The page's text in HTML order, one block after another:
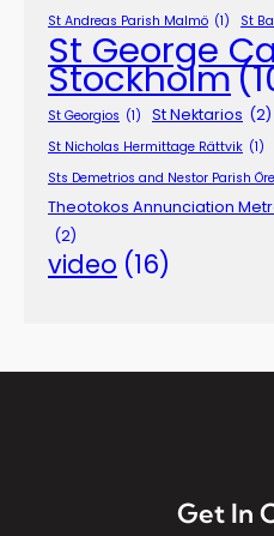
St Andreas Parish Malmö (1) St
St George
Stockholm
St Georgios (1) St Nektarios (2)
St Nicholas Hermittage Rättvik (1)
Sts Demetrios and Nestor Parish
Theotokos Annunciation
(2)
video (16)
Get In